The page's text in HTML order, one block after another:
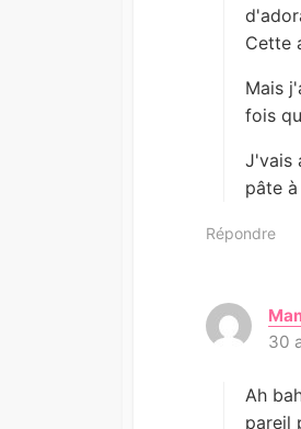
Cette
Mais
fois
J'vais
pâte
Répondre
30
Ah
pareil